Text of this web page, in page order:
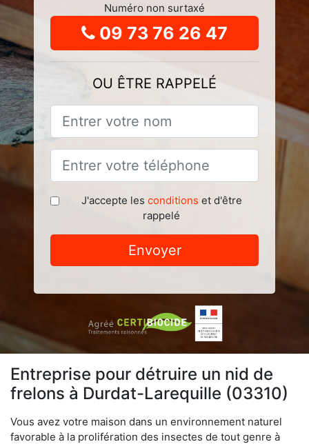
Numéro non surtaxé
09 73 76 26 47
OU ÊTRE RAPPELÉ
J'accepte les conditions et d'être
rappelé
Envoyer
Entreprise pour détruire un nid de
frelons à Durdat-Larequille (03310)
Vous avez votre maison dans un environnement naturel
favorable à la prolifération des insectes de tout genre à